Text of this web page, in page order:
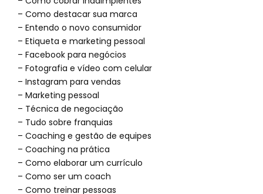
– Como destacar sua marca
– Entendo o novo consumidor
– Etiqueta e marketing pessoal
– Facebook para negócios
– Fotografia e vídeo com celular
– Instagram para vendas
– Marketing pessoal
– Técnica de negociação
– Tudo sobre franquias
– Coaching e gestão de equipes
– Coaching na prática
– Como elaborar um currículo
– Como ser um coach
– Como treinar pessoas